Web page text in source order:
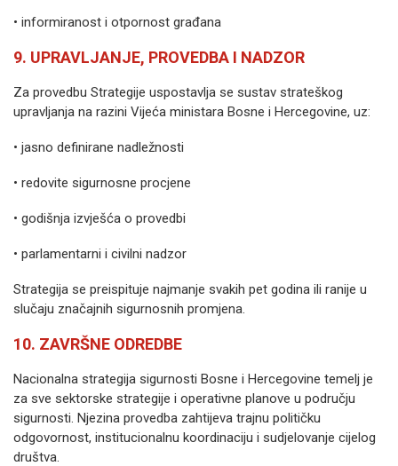
• informiranost i otpornost građana
9. UPRAVLJANJE, PROVEDBA I NADZOR
Za provedbu Strategije uspostavlja se sustav strateškog
upravljanja na razini Vijeća ministara Bosne i Hercegovine, uz:
• jasno definirane nadležnosti
• redovite sigurnosne procjene
• godišnja izvješća o provedbi
• parlamentarni i civilni nadzor
Strategija se preispituje najmanje svakih pet godina ili ranije u
slučaju značajnih sigurnosnih promjena.
10. ZAVRŠNE ODREDBE
Nacionalna strategija sigurnosti Bosne i Hercegovine temelj je
za sve sektorske strategije i operativne planove u području
sigurnosti. Njezina provedba zahtijeva trajnu političku
odgovornost, institucionalnu koordinaciju i sudjelovanje cijelog
društva.